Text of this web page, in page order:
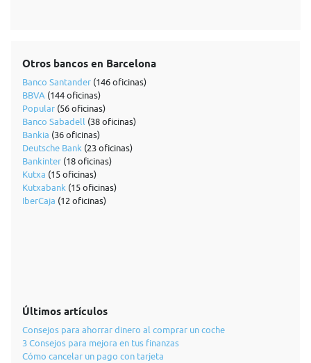
Otros bancos en Barcelona
Banco Santander (146 oficinas)
BBVA (144 oficinas)
Popular (56 oficinas)
Banco Sabadell (38 oficinas)
Bankia (36 oficinas)
Deutsche Bank (23 oficinas)
Bankinter (18 oficinas)
Kutxa (15 oficinas)
Kutxabank (15 oficinas)
IberCaja (12 oficinas)
Últimos artículos
Consejos para ahorrar dinero al comprar un coche
3 Consejos para mejora en tus finanzas
Cómo cancelar un pago con tarjeta